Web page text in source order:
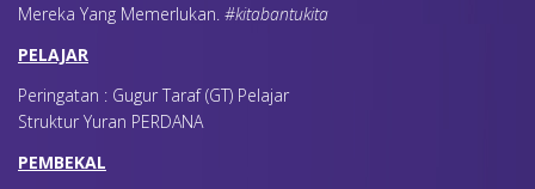
Mereka Yang Memerlukan #kitabantukita
PELAJAR
Peringatan : Gugur Taraf (GT) Pelajar
Struktur Yuran PERDANA
PEMBEKAL